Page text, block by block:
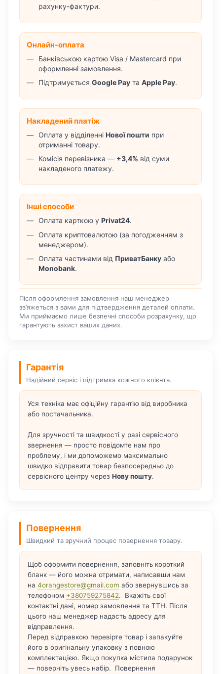
рахунку-фактури.
Онлайн-оплата
Банківською картою Visa / Mastercard при
оформленні замовлення.
Підтримується Google Pay та Apple Pay.
Накладений платіж
Оплата у відділенні Нової пошти при
отриманні товару.
Комісія перевізника — +3,4% від суми
накладеного платежу.
Інші способи
Оплата карткою у Privat24.
Оплата криптовалютою (за погодженням з
менеджером).
Оплата частинами від ПриватБанку або
Monobank.
Після оформлення замовлення наш менеджер
зв’яжеться з вами для підтвердження деталей оплати.
Ми приймаємо лише безпечні способи розрахунку, що
гарантують захист ваших даних.
Гарантія
Надійний сервіс і підтримка кожного клієнта.
Уся техніка має офіційну гарантію від виробника
або постачальника.
Для зручності та швидкості у разі сервісного
звернення — просто повідомте нам про
проблему, і ми допоможемо максимально
швидко відправити товар безпосередньо до
сервісного центру через Нову пошту.
Повернення
Швидкий та зручний процес повернення товару.
Щоб оформити повернення, заповніть короткий
бланк — його можна отримати, написавши нам
на 4orangestore@gmail.com або звернувшись за
телефоном +380759275842. Вкажіть свої
контактні дані, номер замовлення та ТТН. Після
цього наш менеджер надасть адресу для
відправлення.
Перед відправкою перевірте товар і запакуйте
його в оригінальну упаковку з повною
комплектацією. Якщо покупка містила подарунок
— поверніть увесь набір. Повернення